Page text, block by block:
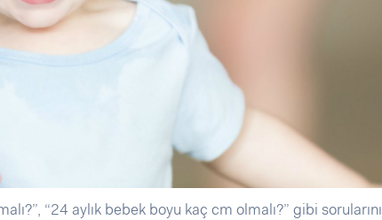
“24 aylık bebek boyu kaç cm olmalı?” gibi sorularını